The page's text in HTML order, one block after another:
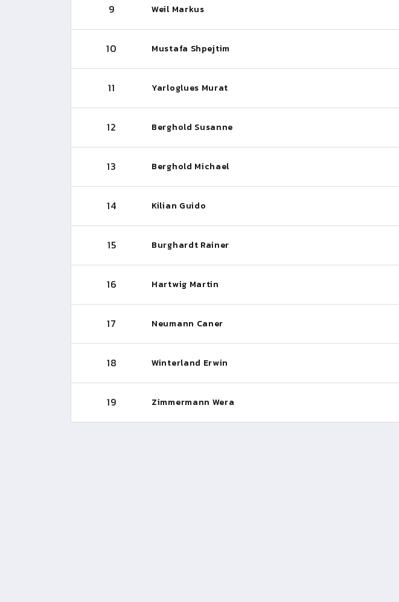
9 Weil Markus
10 Mustafa Shpejtim
11 Yarloglues Murat
12 Berghold Susanne
13 Berghold Michael
14 Kilian Guido
15 Burghardt Rainer
16 Hartwig Martin
17 Neumann Caner
18 Winterland Erwin
19 Zimmermann Wera